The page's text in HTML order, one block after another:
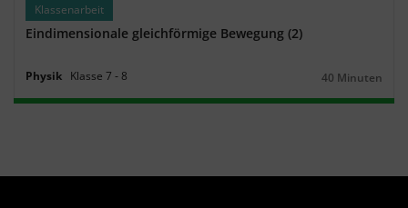
Klassenarbeit
Eindimensionale gleichförmige Bewegung (2)
Physik Klasse 7 ‐ 8
Dauer:
40 Minuten